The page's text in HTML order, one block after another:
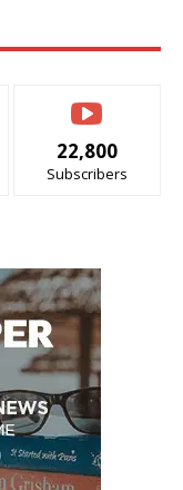
22,800
Subscribers